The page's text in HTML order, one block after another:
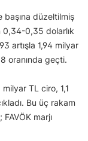
başına düzeltilmiş
0,34-0,35 dolarlık
artışla 1,94 milyar
oranında geçti.
TL ciro, 1,1
Bu üç rakam
marjı